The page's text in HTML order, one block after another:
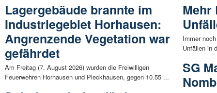
Lagergebäude brannte im
Industriegebiet Horhausen:
Angrenzende Vegetation war
gefährdet
Am Freitag (7. August 2026) wurden die Freiwilligen
Feuerwehren Horhausen und Pleckhausen, gegen 10.55 ...
Mehr
Immer
Unfällen in
SG